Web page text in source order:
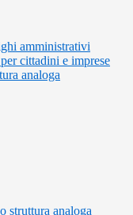
amministrativi
cittadini e imprese
analoga
struttura analoga